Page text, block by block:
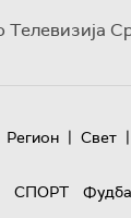
Телевизија
Регион | Свет |
СПОРТ